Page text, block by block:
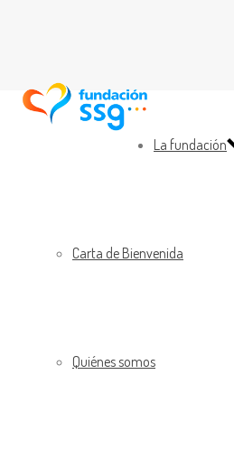
La fundación
Carta de Bienvenida
Quiénes somos